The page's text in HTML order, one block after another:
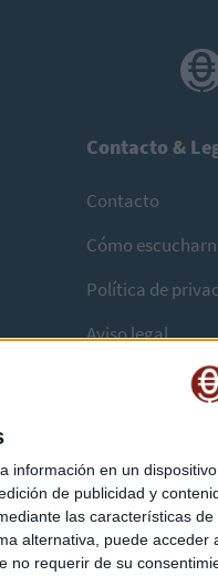
información en un
de publicidad y
las características
alternativa, puede
requerir de su
Contacto &
Contacto
Cómo
Política de
Aviso legal